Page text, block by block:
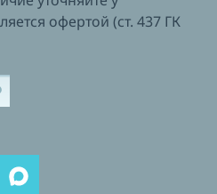
офертой (ст. 437 ГК